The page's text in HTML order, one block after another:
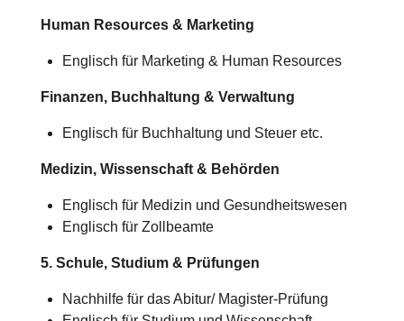
Human Resources & Marketing
Englisch für Marketing & Human Resources
Finanzen, Buchhaltung & Verwaltung
Englisch für Buchhaltung und Steuer etc.
Medizin, Wissenschaft & Behörden
Englisch für Medizin und Gesundheitswesen
Englisch für Zollbeamte
5. Schule, Studium & Prüfungen
Nachhilfe für das Abitur/ Magister-Prüfung